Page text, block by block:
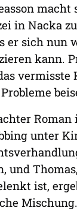
macht
in Nacka
er sich nun
kann.
vermisste
unter
und
ist,
Mischung.